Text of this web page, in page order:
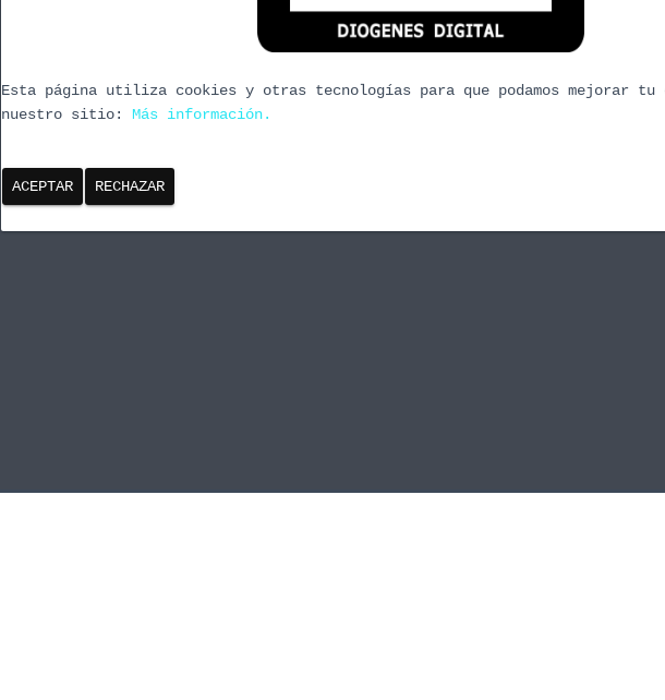
Esta página utiliza cookies y otras tecnologías para que podamos mejorar tu
nuestro sitio: Más información.
ACEPTAR RECHAZAR